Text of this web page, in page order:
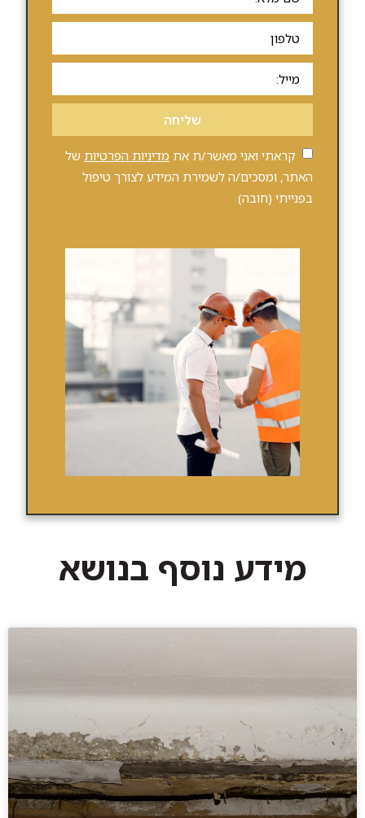
שליחה
קראתי ואני מאשר/ת את מדיניות הפרטיות של
האתר, ומסכים/ה לשמירת המידע לצורך טיפול
בפנייתי (חובה)
מידע נוסף בנושא